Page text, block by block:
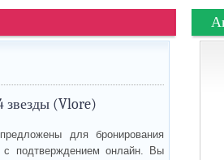
звезды (Vlore)
для бронирования
подтверждением онлайн. Вы